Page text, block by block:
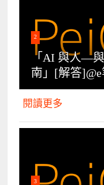
2
「AI 與人—
南」[解答
閱讀更多
3